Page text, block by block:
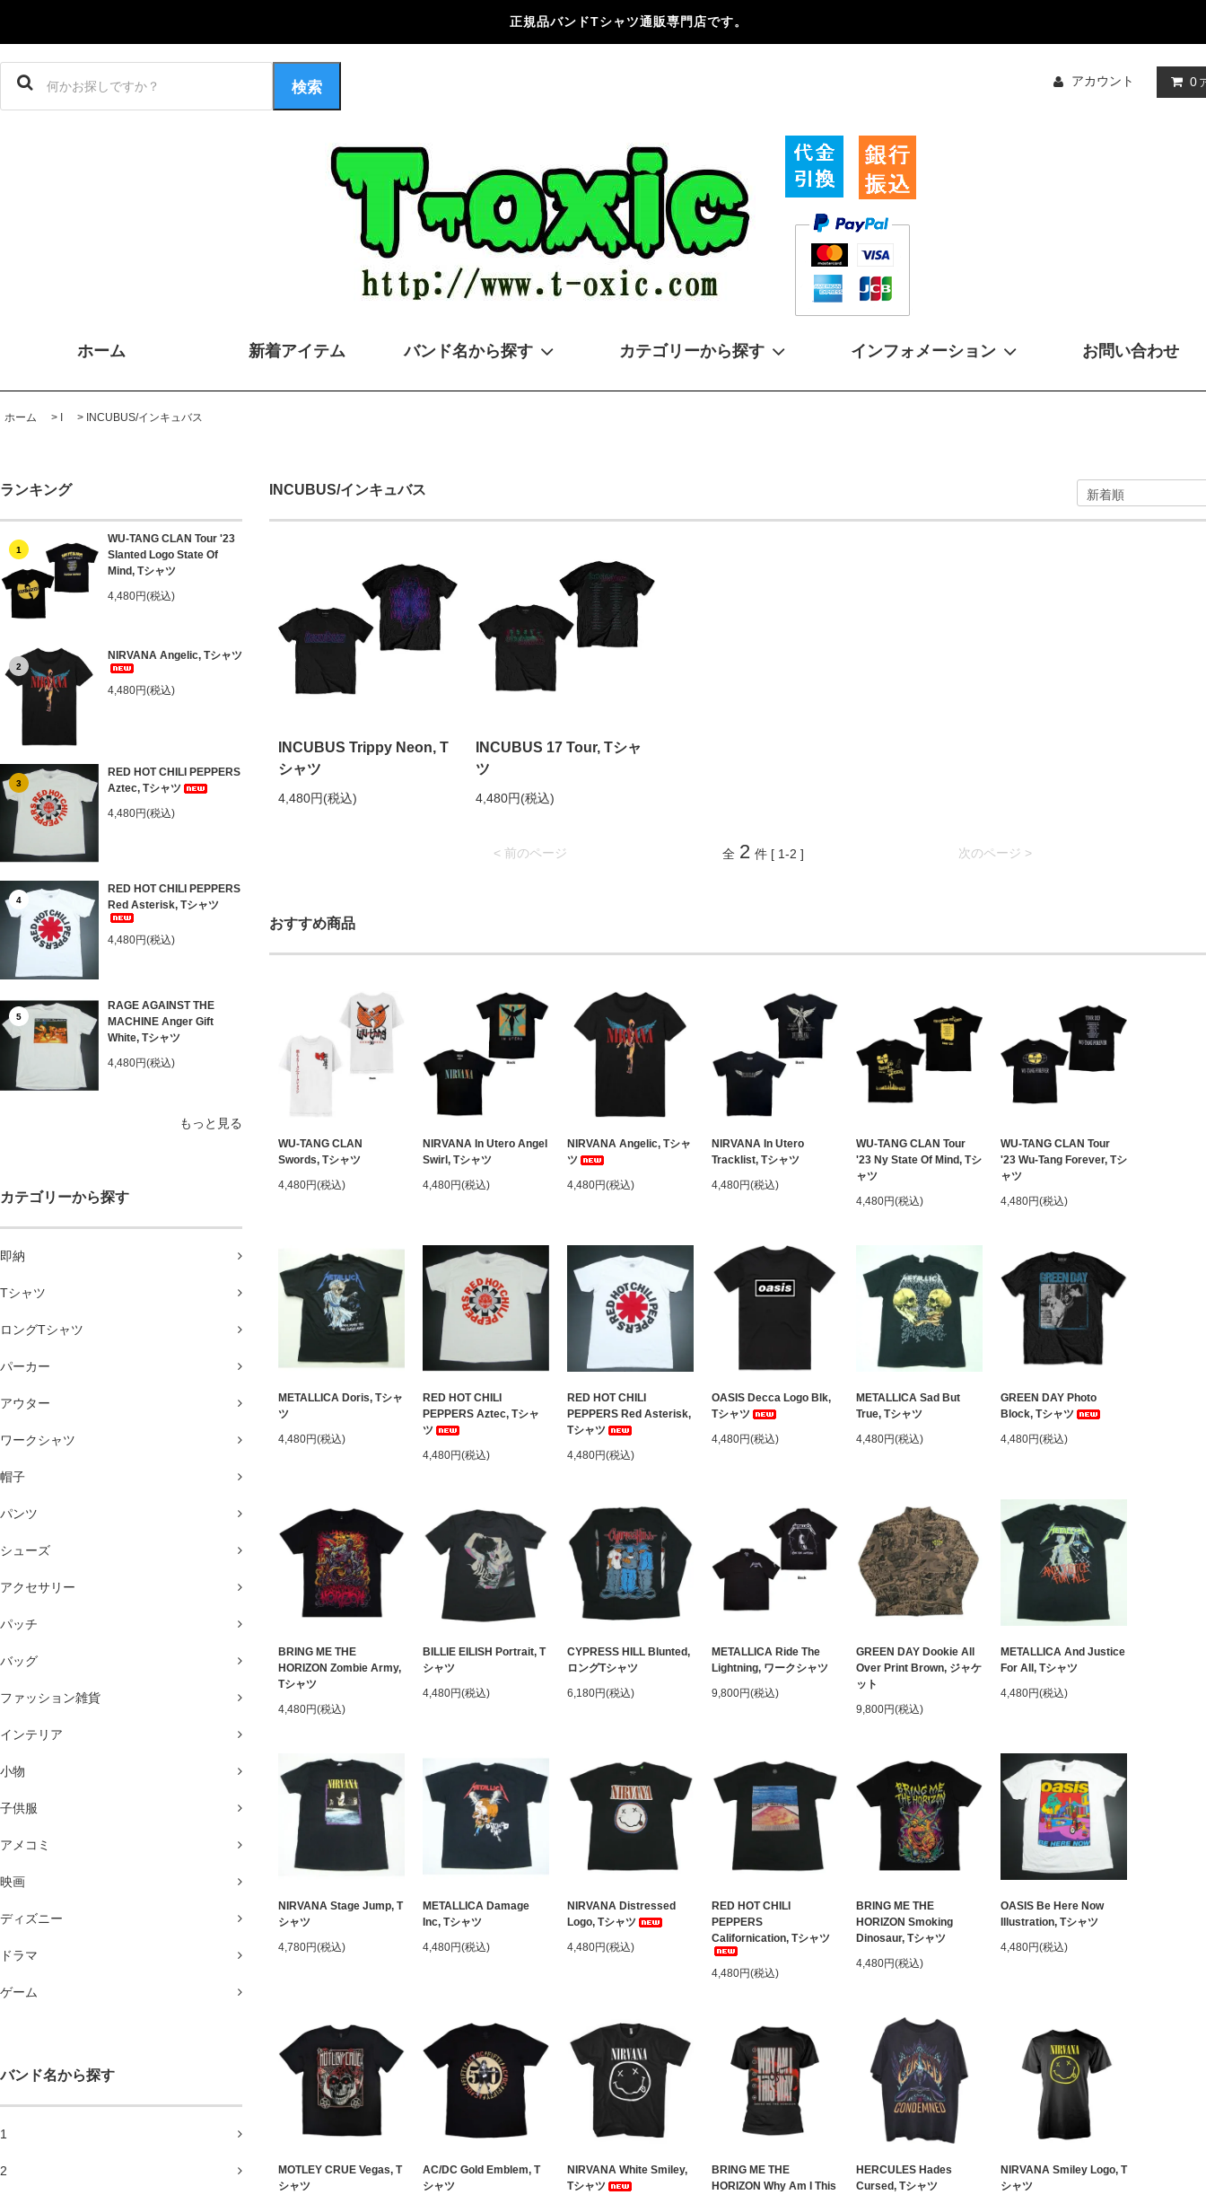
正規品バンドTシャツ通販専門店です。
検索 アカウント 0
ホーム 新着アイテム バンド名から探す カテゴリーから探す インフォメーション お問い合わせ
ホーム > > INCUBUS/インキュバス
ランキング
1
WU-TANG CLAN Tour '23
Slanted Logo State Of
Mind, Tシャツ
4,480円(税込)
2
NIRVANA Angelic, Tシャツ
4,480円(税込)
3
RED HOT CHILI PEPPERS
Aztec, Tシャツ
4,480円(税込)
4
RED HOT CHILI PEPPERS
Red Asterisk, Tシャツ
4,480円(税込)
5
RAGE AGAINST THE
MACHINE Anger Gift
White, Tシャツ
4,480円(税込)
もっと見る
カテゴリーから探す
即納
Tシャツ
ロングTシャツ
パーカー
アウター
ワークシャツ
帽子
パンツ
シューズ
アクセサリー
パッチ
バッグ
ファッション雑貨
インテリア
小物
子供服
アメコミ
映画
ディズニー
ドラマ
ゲーム
バンド名から探す
1
2
INCUBUS/インキュバス
INCUBUS Trippy Neon, T
シャツ
4,480円(税込)
INCUBUS 17 Tour, Tシャ
ツ
4,480円(税込)
< 前のページ 次のページ >
全 2 件 [ 1-2 ]
おすすめ商品
WU-TANG CLAN
Swords, Tシャツ
4,480円(税込)
NIRVANA In Utero Angel
Swirl, Tシャツ
4,480円(税込)
NIRVANA Angelic, Tシャ
ツ
4,480円(税込)
NIRVANA In Utero
Tracklist, Tシャツ
4,480円(税込)
WU-TANG CLAN Tour
'23 Ny State Of Mind, Tシ
ャツ
4,480円(税込)
WU-TANG CLAN Tour
'23 Wu-Tang Forever, Tシ
ャツ
4,480円(税込)
METALLICA Doris, Tシャ
ツ
4,480円(税込)
RED HOT CHILI
PEPPERS Aztec, Tシャ
ツ
4,480円(税込)
RED HOT CHILI
PEPPERS Red Asterisk,
Tシャツ
4,480円(税込)
OASIS Decca Logo Blk,
Tシャツ
4,480円(税込)
METALLICA Sad But
True, Tシャツ
4,480円(税込)
GREEN DAY Photo
Block, Tシャツ
4,480円(税込)
BRING ME THE
HORIZON Zombie Army,
Tシャツ
4,480円(税込)
BILLIE EILISH Portrait, T
シャツ
4,480円(税込)
CYPRESS HILL Blunted,
ロングTシャツ
6,180円(税込)
METALLICA Ride The
Lightning, ワークシャツ
9,800円(税込)
GREEN DAY Dookie All
Over Print Brown, ジャケ
ット
9,800円(税込)
METALLICA And Justice
For All, Tシャツ
4,480円(税込)
NIRVANA Stage Jump, T
シャツ
4,780円(税込)
METALLICA Damage
Inc, Tシャツ
4,480円(税込)
NIRVANA Distressed
Logo, Tシャツ
4,480円(税込)
RED HOT CHILI
PEPPERS
Californication, Tシャツ
4,480円(税込)
BRING ME THE
HORIZON Smoking
Dinosaur, Tシャツ
4,480円(税込)
OASIS Be Here Now
Illustration, Tシャツ
4,480円(税込)
MOTLEY CRUE Vegas, T
シャツ
AC/DC Gold Emblem, T
シャツ
NIRVANA White Smiley,
Tシャツ
BRING ME THE
HORIZON Why Am I This
HERCULES Hades
Cursed, Tシャツ
NIRVANA Smiley Logo, T
シャツ